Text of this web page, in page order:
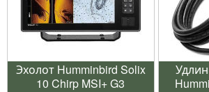
Эхолот Humminbird Solix
10 Chirp MSI+ G3